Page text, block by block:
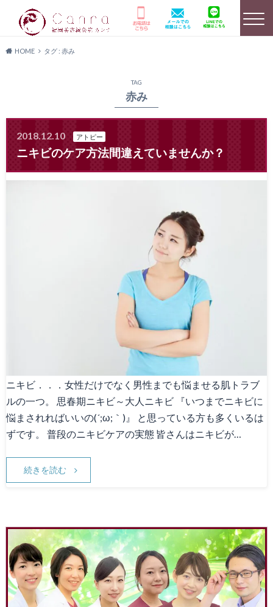
美容鍼灸詳細
店舗のご案内 よくあるご質問 キャンペーン情報
天神院情報
HOME タグ : 赤み
TAG
赤み
2018.12.10 アトピー
ニキビのケア方法間違えていませんか？
ニキビ．．．女性だけでなく男性までも悩ませる肌トラブ
ルの一つ。 思春期ニキビ～大人ニキビ 『いつまでニキビに
悩まされればいいの(´;ω;｀)』 と思っている方も多くいるは
ずです。 普段のニキビケアの実態 皆さんはニキビが…
続きを読む